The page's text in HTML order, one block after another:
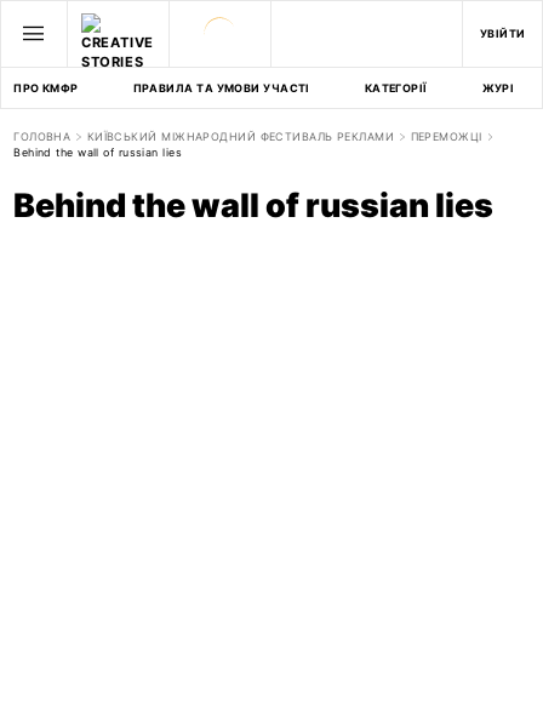
УВІЙТИ
ПРО КМФР ПРАВИЛА ТА УМОВИ УЧАСТІ КАТЕГОРІЇ ЖУРІ
ГОЛОВНА КИЇВСЬКИЙ МІЖНАРОДНИЙ ФЕСТИВАЛЬ РЕКЛАМИ
ПЕРЕМОЖЦІ
Behind the wall of russian lies
Behind the wall of russian lies